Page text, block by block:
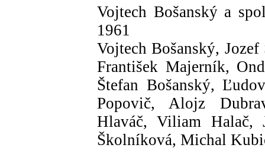
Vojtech Bošanský a
1961
Vojtech Bošanský, Jozef
František Majerník,
Štefan Bošanský,
Popovič, Alojz
Hlaváč, Viliam Halač,
Školníková, Michal